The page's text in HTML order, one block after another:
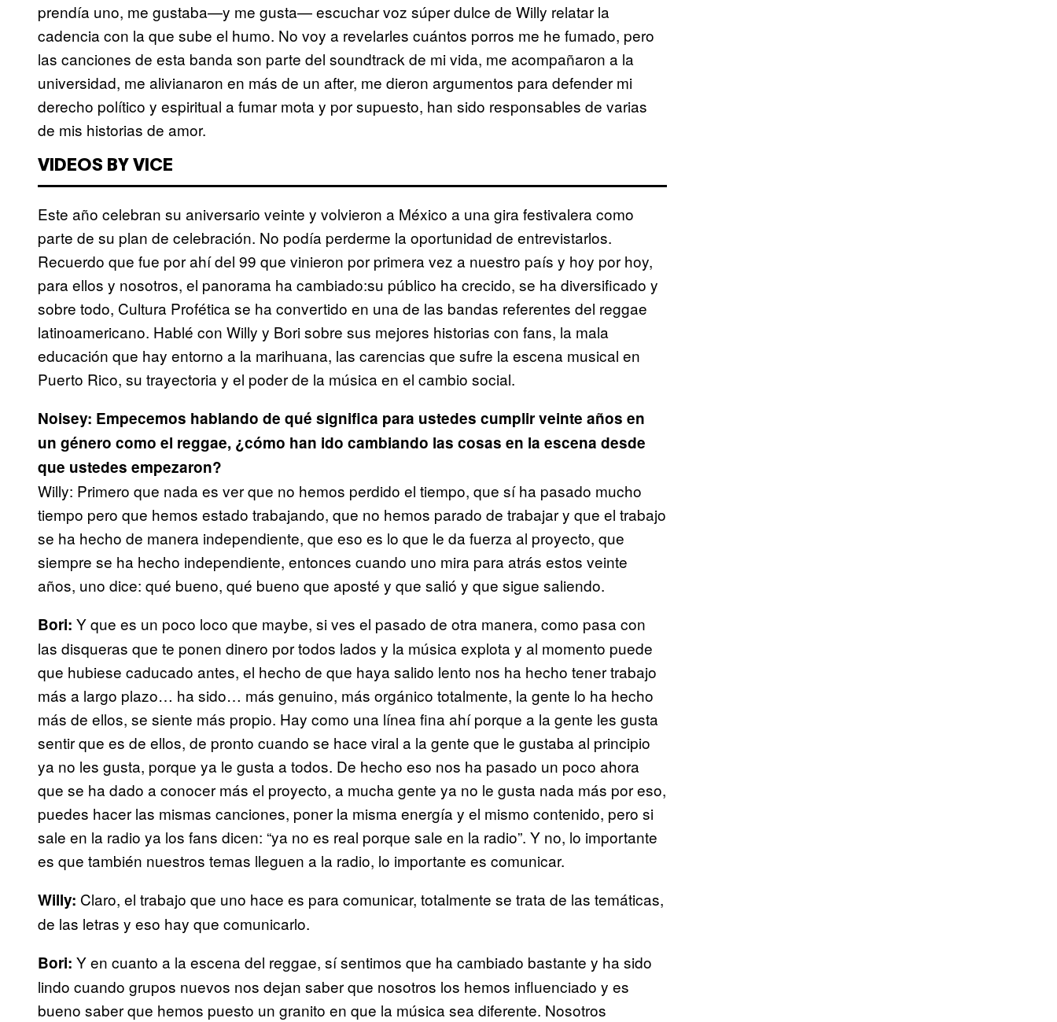
prendía uno, me gustaba—y me gusta— escuchar voz súper dulce de Willy relatar la
cadencia con la que sube el humo. No voy a revelarles cuántos porros me he fumado, pero
las canciones de esta banda son parte del soundtrack de mi vida, me acompañaron a la
universidad, me alivianaron en más de un after, me dieron argumentos para defender mi
derecho político y espiritual a fumar mota y por supuesto, han sido responsables de varias
de mis historias de amor.
VIDEOS BY VICE
Este año celebran su aniversario veinte y volvieron a México a una gira festivalera como
parte de su plan de celebración. No podía perderme la oportunidad de entrevistarlos.
Recuerdo que fue por ahí del 99 que vinieron por primera vez a nuestro país y hoy por hoy,
para ellos y nosotros, el panorama ha cambiado:su público ha crecido, se ha diversificado y
sobre todo, Cultura Profética se ha convertido en una de las bandas referentes del reggae
latinoamericano. Hablé con Willy y Bori sobre sus mejores historias con fans, la mala
educación que hay entorno a la marihuana, las carencias que sufre la escena musical en
Puerto Rico, su trayectoria y el poder de la música en el cambio social.
Noisey: Empecemos hablando de qué significa para ustedes cumplir veinte años en
un género como el reggae, ¿cómo han ido cambiando las cosas en la escena desde
que ustedes empezaron?
Willy: Primero que nada es ver que no hemos perdido el tiempo, que sí ha pasado mucho
tiempo pero que hemos estado trabajando, que no hemos parado de trabajar y que el trabajo
se ha hecho de manera independiente, que eso es lo que le da fuerza al proyecto, que
siempre se ha hecho independiente, entonces cuando uno mira para atrás estos veinte
años, uno dice: qué bueno, qué bueno que aposté y que salió y que sigue saliendo.
Bori: Y que es un poco loco que maybe, si ves el pasado de otra manera, como pasa con
las disqueras que te ponen dinero por todos lados y la música explota y al momento puede
que hubiese caducado antes, el hecho de que haya salido lento nos ha hecho tener trabajo
más a largo plazo… ha sido… más genuino, más orgánico totalmente, la gente lo ha hecho
más de ellos, se siente más propio. Hay como una línea fina ahí porque a la gente les gusta
sentir que es de ellos, de pronto cuando se hace viral a la gente que le gustaba al principio
ya no les gusta, porque ya le gusta a todos. De hecho eso nos ha pasado un poco ahora
que se ha dado a conocer más el proyecto, a mucha gente ya no le gusta nada más por eso,
puedes hacer las mismas canciones, poner la misma energía y el mismo contenido, pero si
sale en la radio ya los fans dicen: “ya no es real porque sale en la radio”. Y no, lo importante
es que también nuestros temas lleguen a la radio, lo importante es comunicar.
Willy: Claro, el trabajo que uno hace es para comunicar, totalmente se trata de las temáticas,
de las letras y eso hay que comunicarlo.
Bori: Y en cuanto a la escena del reggae, sí sentimos que ha cambiado bastante y ha sido
lindo cuando grupos nuevos nos dejan saber que nosotros los hemos influenciado y es
bueno saber que hemos puesto un granito en que la música sea diferente. Nosotros